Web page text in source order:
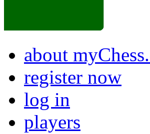
about
register now
log in
players